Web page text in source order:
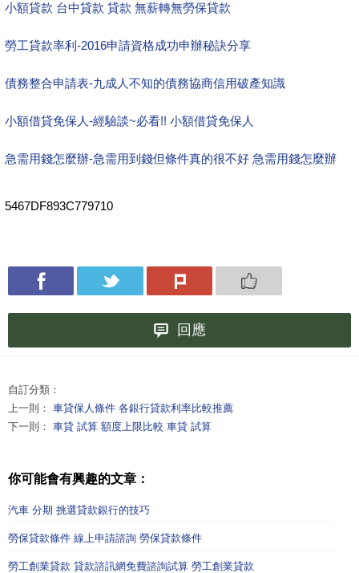
小額貸款 台中貸款 貸款 無薪轉無勞保貸款
勞工貸款率利-2016申請資格成功申辦秘訣分享
債務整合申請表-九成人不知的債務協商信用破產知識
小額借貸免保人-經驗談~必看!! 小額借貸免保人
急需用錢怎麼辦-急需用到錢但條件真的很不好 急需用錢怎麼辦
5467DF893C779710
回應
自訂分類：
上一則： 車貸保人條件 各銀行貸款利率比較推薦
下一則： 車貸 試算 額度上限比較 車貸 試算
你可能會有興趣的文章：
汽車 分期 挑選貸款銀行的技巧
勞保貸款條件 線上申請諮詢 勞保貸款條件
勞工創業貸款 貸款諮訊網免費諮詢試算 勞工創業貸款